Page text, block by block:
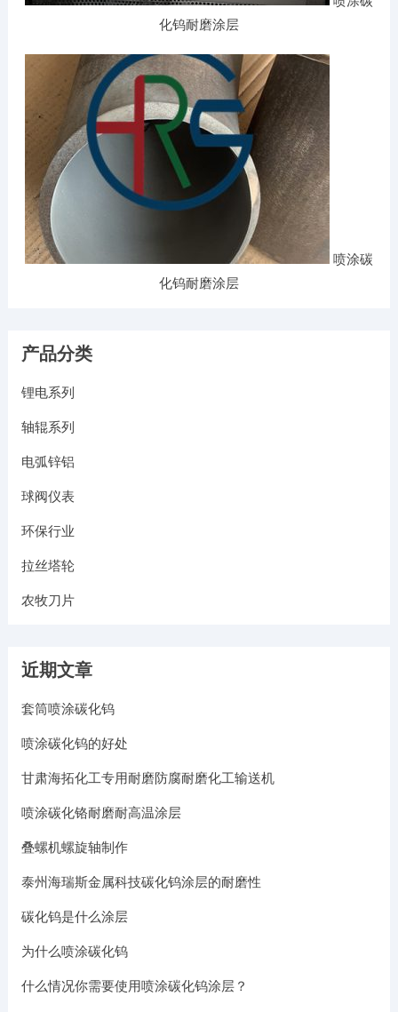
化钨耐磨涂层
喷涂碳
化钨耐磨涂层
产品分类
锂电系列
轴辊系列
电弧锌铝
球阀仪表
环保行业
拉丝塔轮
农牧刀片
近期文章
套筒喷涂碳化钨
喷涂碳化钨的好处
甘肃海拓化工专用耐磨防腐耐磨化工输送机
喷涂碳化铬耐磨耐高温涂层
叠螺机螺旋轴制作
泰州海瑞斯金属科技碳化钨涂层的耐磨性
碳化钨是什么涂层
为什么喷涂碳化钨
什么情况你需要使用喷涂碳化钨涂层？